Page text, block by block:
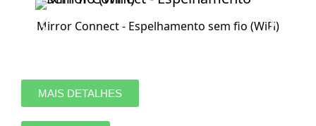
Mirror Connect - Espelhamento sem fio (WiFi)
MAIS DETALHES